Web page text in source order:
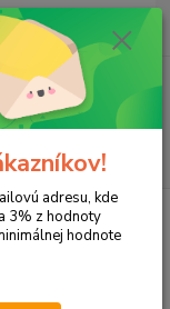
Hľadať
ks
za 0,00 EUR
HP OfficeJet
adresu, kde
3% z hodnoty
hodnote